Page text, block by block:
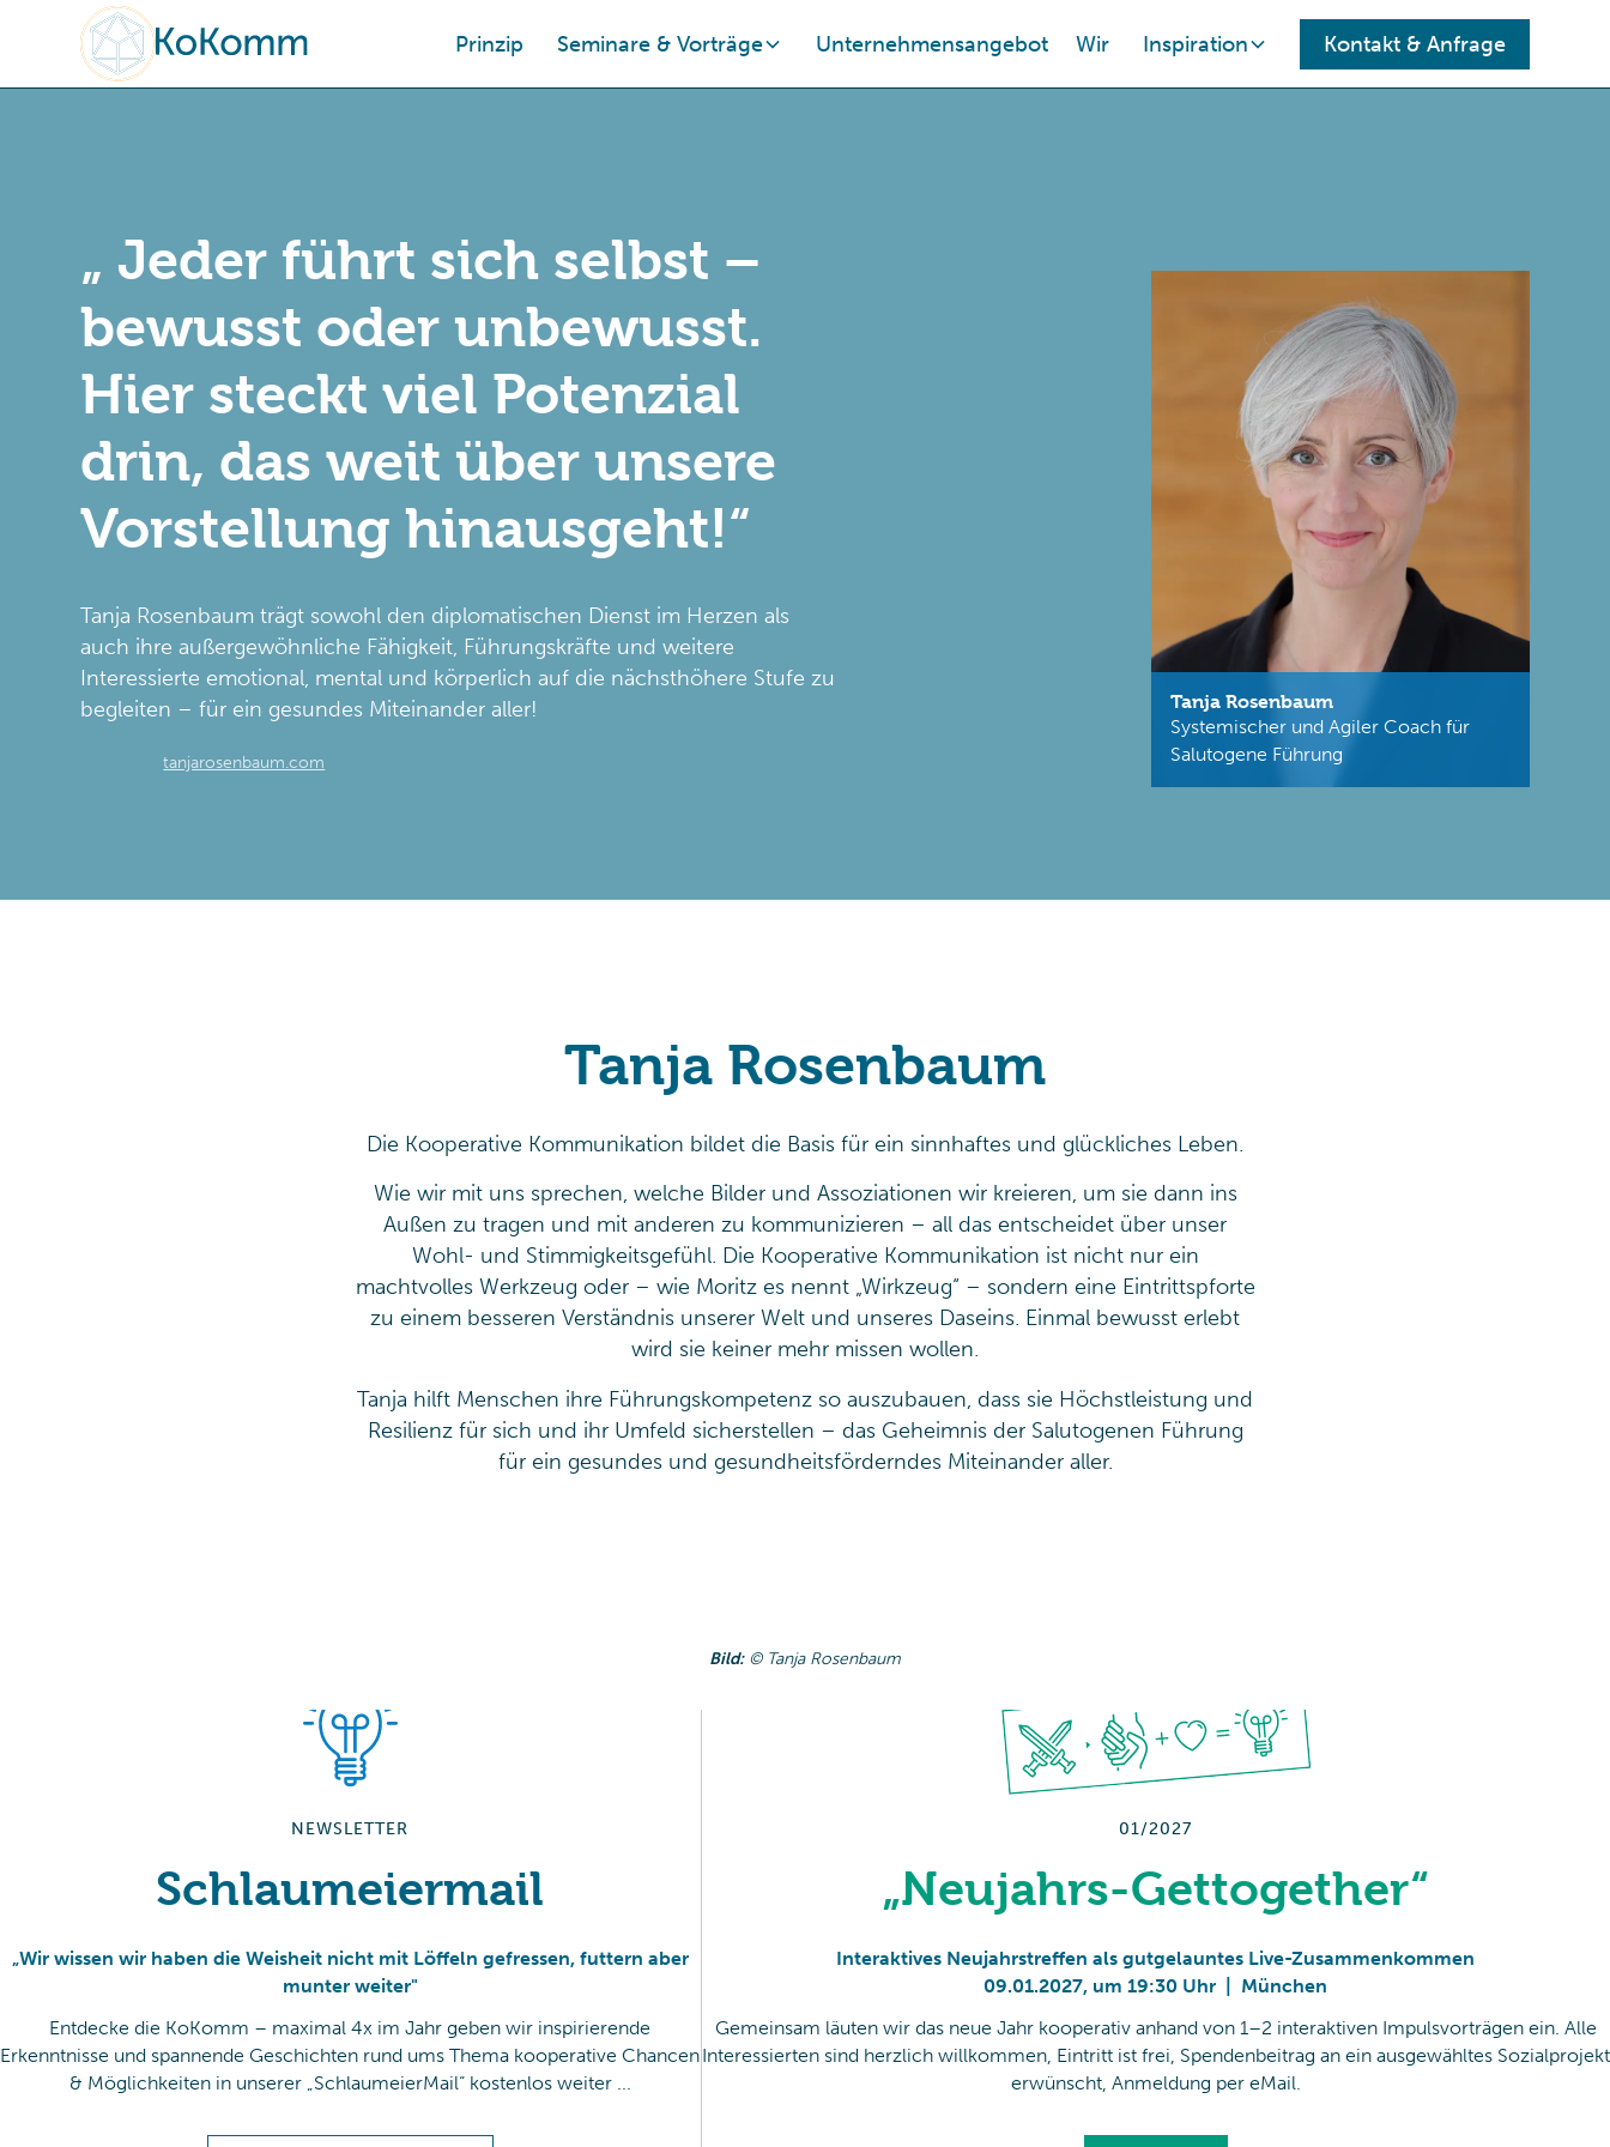
Prinzip Seminare & Vorträge Unternehmensangebot Wir Inspiration Kontakt & Anfrage
„ Jeder führt sich selbst –
bewusst oder unbewusst.
Hier steckt viel Potenzial
drin, das weit über unsere
Vorstellung hinausgeht!“
Tanja Rosenbaum trägt sowohl den diplomatischen Dienst im Herzen als
auch ihre außergewöhnliche Fähigkeit, Führungskräfte und weitere
Interessierte emotional, mental und körperlich auf die nächsthöhere Stufe zu
begleiten – für ein gesundes Miteinander aller!
tanjarosenbaum.com
Tanja Rosenbaum
Systemischer und Agiler Coach für
Salutogene Führung
Tanja Rosenbaum
Die Kooperative Kommunikation bildet die Basis für ein sinnhaftes und glückliches Leben.
Wie wir mit uns sprechen, welche Bilder und Assoziationen wir kreieren, um sie dann ins
Außen zu tragen und mit anderen zu kommunizieren – all das entscheidet über unser
Wohl- und Stimmigkeitsgefühl. Die Kooperative Kommunikation ist nicht nur ein
machtvolles Werkzeug oder – wie Moritz es nennt „Wirkzeug“ – sondern eine Eintrittspforte
zu einem besseren Verständnis unserer Welt und unseres Daseins. Einmal bewusst erlebt
wird sie keiner mehr missen wollen.
Tanja hilft Menschen ihre Führungskompetenz so auszubauen, dass sie Höchstleistung und
Resilienz für sich und ihr Umfeld sicherstellen – das Geheimnis der Salutogenen Führung
für ein gesundes und gesundheitsförderndes Miteinander aller.
Bild:© Tanja Rosenbaum
NEWSLETTER
Schlaumeiermail
„Wir wissen wir haben die Weisheit nicht mit Löffeln gefressen, futtern aber
munter weiter"
Entdecke die KoKomm – maximal 4x im Jahr geben wir inspirierende
Erkenntnisse und spannende Geschichten rund ums Thema kooperative Chancen
& Möglichkeiten in unserer „SchlaumeierMail“ kostenlos weiter ...
01/2027
„Neujahrs-Gettogether“
Interaktives Neujahrstreffen als gutgelauntes Live-Zusammenkommen
09.01.2027, um 19:30 Uhr
München
Gemeinsam läuten wir das neue Jahr kooperativ anhand von 1–2 interaktiven Impulsvorträgen ein. Alle
Interessierten sind herzlich willkommen, Eintritt ist frei, Spendenbeitrag an ein ausgewähltes Sozialprojekt
erwünscht, Anmeldung per eMail.